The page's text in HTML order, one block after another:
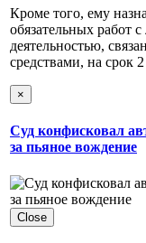
Кроме того, ему
обязательных работ
деятельностью,
средствами, на срок 2
×
Суд конфисковал
за пьяное вождение
Close